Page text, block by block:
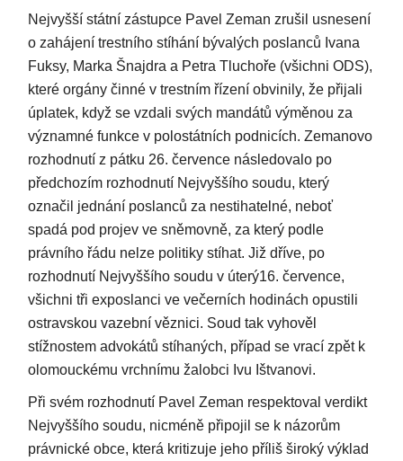
Nejvyšší státní zástupce Pavel Zeman zrušil usnesení
o zahájení trestního stíhání bývalých poslanců Ivana
Fuksy, Marka Šnajdra a Petra Tluchoře (všichni ODS),
které orgány činné v trestním řízení obvinily, že přijali
úplatek, když se vzdali svých mandátů výměnou za
významné funkce v polostátních podnicích. Zemanovo
rozhodnutí z pátku 26. července následovalo po
předchozím rozhodnutí Nejvyššího soudu, který
označil jednání poslanců za nestihatelné, neboť
spadá pod projev ve sněmovně, za který podle
právního řádu nelze politiky stíhat. Již dříve, po
rozhodnutí Nejvyššího soudu v úterý16. července,
všichni tři exposlanci ve večerních hodinách opustili
ostravskou vazební věznici. Soud tak vyhověl
stížnostem advokátů stíhaných, případ se vrací zpět k
olomouckému vrchnímu žalobci Ivu Ištvanovi.
Při svém rozhodnutí Pavel Zeman respektoval verdikt
Nejvyššího soudu, nicméně připojil se k názorům
právnické obce, která kritizuje jeho příliš široký výklad